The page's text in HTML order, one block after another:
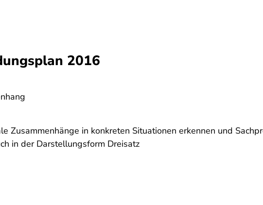
2016
Zusammenhänge in konkreten Situationen erkennen und
in der Darstellungsform Dreisatz